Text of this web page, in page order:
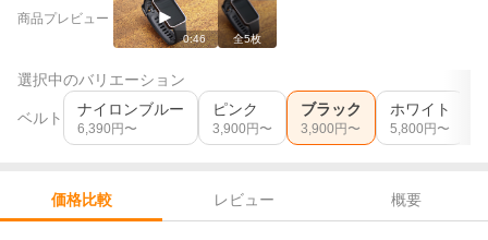
商品プレビュー
0:46 全5枚
選択中のバリエーション
ベルト ナイロンブルー
6,390 円〜
ピンク
3,900 円〜
ブラック
3,900 円〜
ホワイト
5,800 円〜
価格比較 レビュー
概要